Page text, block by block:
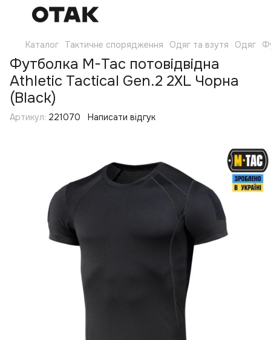
Каталог Тактичне спорядження Одяг та взутя Одяг
Футболка M-Tac потовідвідна
Athletic Tactical Gen.2 2XL Чорна
(Black)
Артикул: 221070 Написати відгук